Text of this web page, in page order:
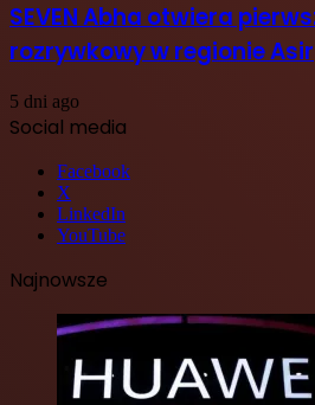
SEVEN Abha otwiera
rozrywkowy w regionie Asir
5 dni ago
Social media
Facebook
X
LinkedIn
YouTube
Najnowsze